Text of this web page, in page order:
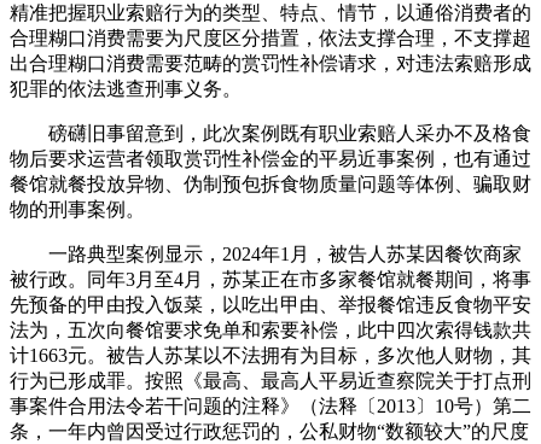
精准把握职业索赔行为的类型、特点、情节，以通俗消费者的
合理糊口消费需要为尺度区分措置，依法支撑合理，不支撑超
出合理糊口消费需要范畴的赏罚性补偿请求，对违法索赔形成
犯罪的依法逃查刑事义务。
磅礴旧事留意到，此次案例既有职业索赔人采办不及格食
物后要求运营者领取赏罚性补偿金的平易近事案例，也有通过
餐馆就餐投放异物、伪制预包拆食物质量问题等体例、骗取财
物的刑事案例。
一路典型案例显示，2024年1月，被告人苏某因餐饮商家
被行政。同年3月至4月，苏某正在市多家餐馆就餐期间，将事
先预备的甲由投入饭菜，以吃出甲由、举报餐馆违反食物平安
法为，五次向餐馆要求免单和索要补偿，此中四次索得钱款共
计1663元。被告人苏某以不法拥有为目标，多次他人财物，其
行为已形成罪。按照《最高、最高人平易近查察院关于打点刑
事案件合用法令若干问题的注释》（法释〔2013〕10号）第二
条，一年内曾因受过行政惩罚的，公私财物“数额较大”的尺度